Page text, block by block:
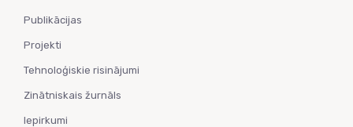
Publikācijas
Projekti
Tehnoloģiskie risinājumi
Zinātniskais žurnāls
Iepirkumi